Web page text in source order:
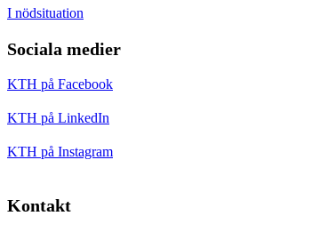
I nödsituation
Sociala medier
KTH på Facebook
KTH på LinkedIn
KTH på Instagram
Kontakt